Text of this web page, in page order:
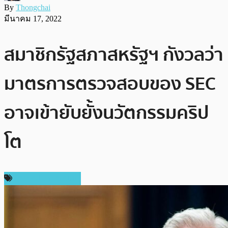
By Thongchai
มีนาคม 17, 2022
สมาชิกรัฐสภาสหรัฐฯ กังวลว่า
มาตรการตรวจสอบของ SEC
อาจเข้ายับยั้งนวัตกรรมคริป
โต